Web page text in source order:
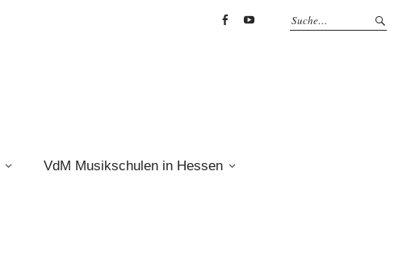
VdM Musikschulen in Hessen